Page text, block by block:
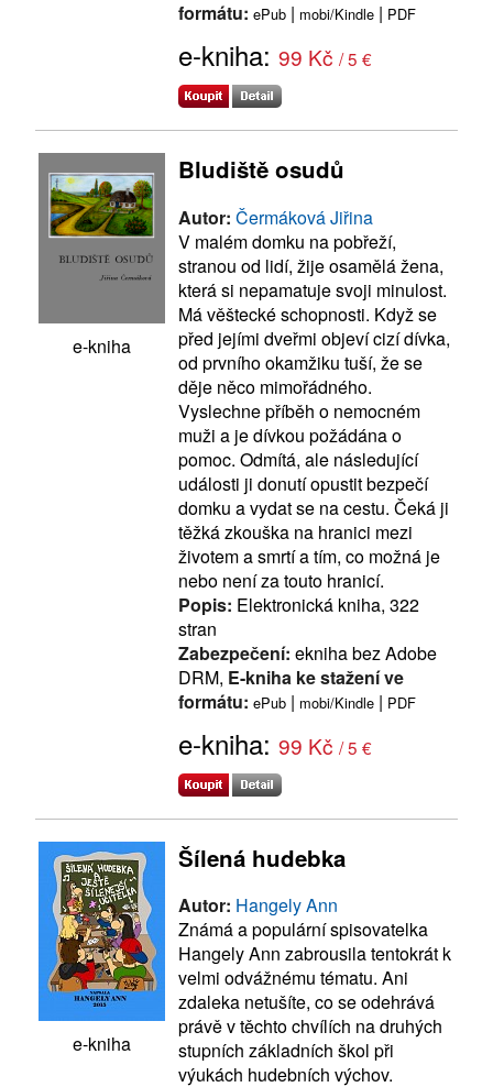
formátu: ePub | mobi/Kindle | PDF
e-kniha: 99 Kč / 5 €
e-kniha
Bludiště osudů
Autor: Čermáková Jiřina
V malém domku na pobřeží,
stranou od lidí, žije osamělá žena,
která si nepamatuje svoji minulost.
Má věštecké schopnosti. Když se
před jejími dveřmi objeví cizí dívka,
od prvního okamžiku tuší, že se
děje něco mimořádného.
Vyslechne příběh o nemocném
muži a je dívkou požádána o
pomoc. Odmítá, ale následující
události ji donutí opustit bezpečí
domku a vydat se na cestu. Čeká ji
těžká zkouška na hranici mezi
životem a smrtí a tím, co možná je
nebo není za touto hranicí.
Popis: Elektronická kniha, 322
stran
Zabezpečení: ekniha bez Adobe
DRM, E-kniha ke stažení ve
formátu: ePub | mobi/Kindle | PDF
e-kniha: 99 Kč / 5 €
e-kniha
Šílená hudebka
Autor: Hangely Ann
Známá a populární spisovatelka
Hangely Ann zabrousila tentokrát k
velmi odvážnému tématu. Ani
zdaleka netušíte, co se odehrává
právě v těchto chvílích na druhých
stupních základních škol při
výukách hudebních výchov.